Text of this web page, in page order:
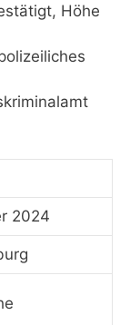
Höhe
2024